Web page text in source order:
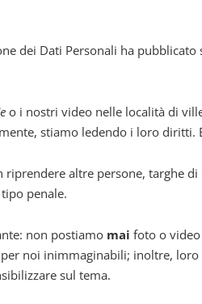
dei Dati Personali ha
o i nostri video nelle località di
stiamo ledendo i loro diritti.
altre persone, targhe
penale.
non postiamo mai foto o
noi inimmaginabili; inoltre,
sul tema.